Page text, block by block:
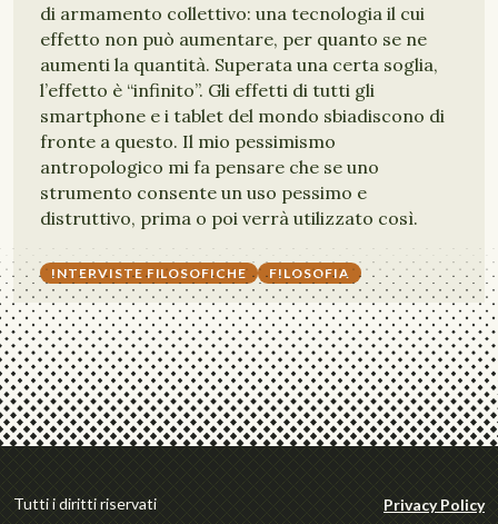
di armamento collettivo: una tecnologia il cui
effetto non può aumentare, per quanto se ne
aumenti la quantità. Superata una certa soglia,
l’effetto è “infinito”. Gli effetti di tutti gli
smartphone e i tablet del mondo sbiadiscono di
fronte a questo. Il mio pessimismo
antropologico mi fa pensare che se uno
strumento consente un uso pessimo e
distruttivo, prima o poi verrà utilizzato così.
INTERVISTE FILOSOFICHE FILOSOFIA
Tutti i diritti riservati Privacy Policy